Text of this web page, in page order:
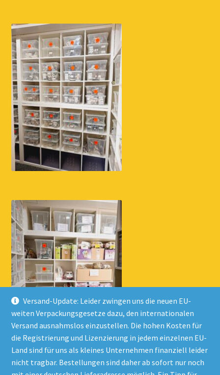
Versand-Update: Leider zwingen uns die neuen EU-
weiten Verpackungsgesetze dazu, den internationalen
Versand ausnahmslos einzustellen. Die hohen Kosten für
die Registrierung und Lizenzierung in jedem einzelnen EU-
Land sind für uns als kleines Unternehmen finanziell leider
nicht tragbar. Bestellungen sind daher ab sofort nur noch